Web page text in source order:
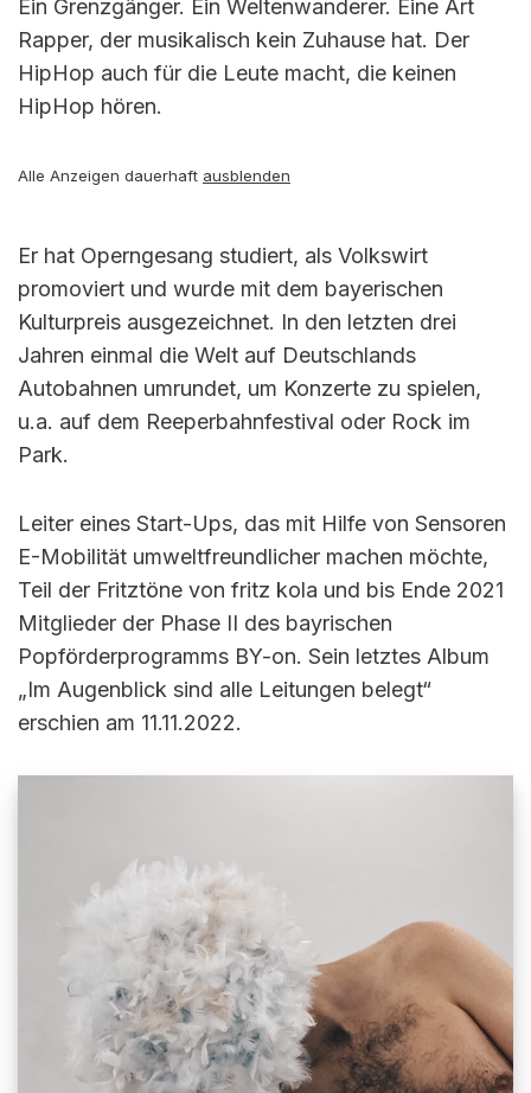
Ein Grenzgänger. Ein Weltenwanderer. Eine Art
Rapper, der musikalisch kein Zuhause hat. Der
HipHop auch für die Leute macht, die keinen
HipHop hören.
Alle Anzeigen dauerhaft ausblenden
Er hat Operngesang studiert, als Volkswirt
promoviert und wurde mit dem bayerischen
Kulturpreis ausgezeichnet. In den letzten drei
Jahren einmal die Welt auf Deutschlands
Autobahnen umrundet, um Konzerte zu spielen,
u.a. auf dem Reeperbahnfestival oder Rock im
Park.
Leiter eines Start-Ups, das mit Hilfe von Sensoren
E-Mobilität umweltfreundlicher machen möchte,
Teil der Fritztöne von fritz kola und bis Ende 2021
Mitglieder der Phase II des bayrischen
Popförderprogramms BY-on. Sein letztes Album
„Im Augenblick sind alle Leitungen belegt“
erschien am 11.11.2022.